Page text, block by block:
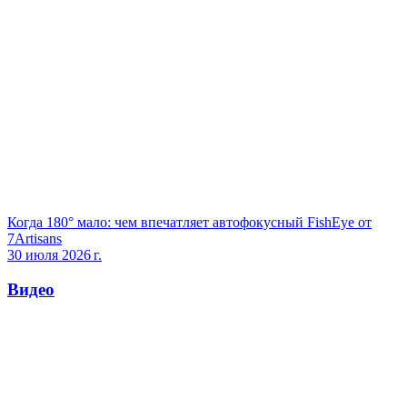
Когда 180° мало: чем впечатляет автофокусный FishEye от
7Artisans
30 июля 2026 г.
Видео